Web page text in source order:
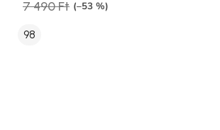
7 490 Ft (–53 %)
98